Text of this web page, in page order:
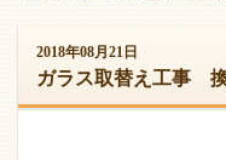
2018年08月21日
ガラス取替え工事